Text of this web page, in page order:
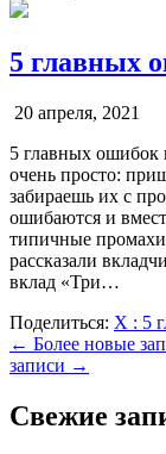
5 главных
20 апреля, 2021
5 главных ошибок
очень просто:
забираешь их с
ошибаются и
типичные
рассказали
вклад «Три…
Поделиться: X : 5
Пагинация
записей
← Более новые
записи →
Свежие